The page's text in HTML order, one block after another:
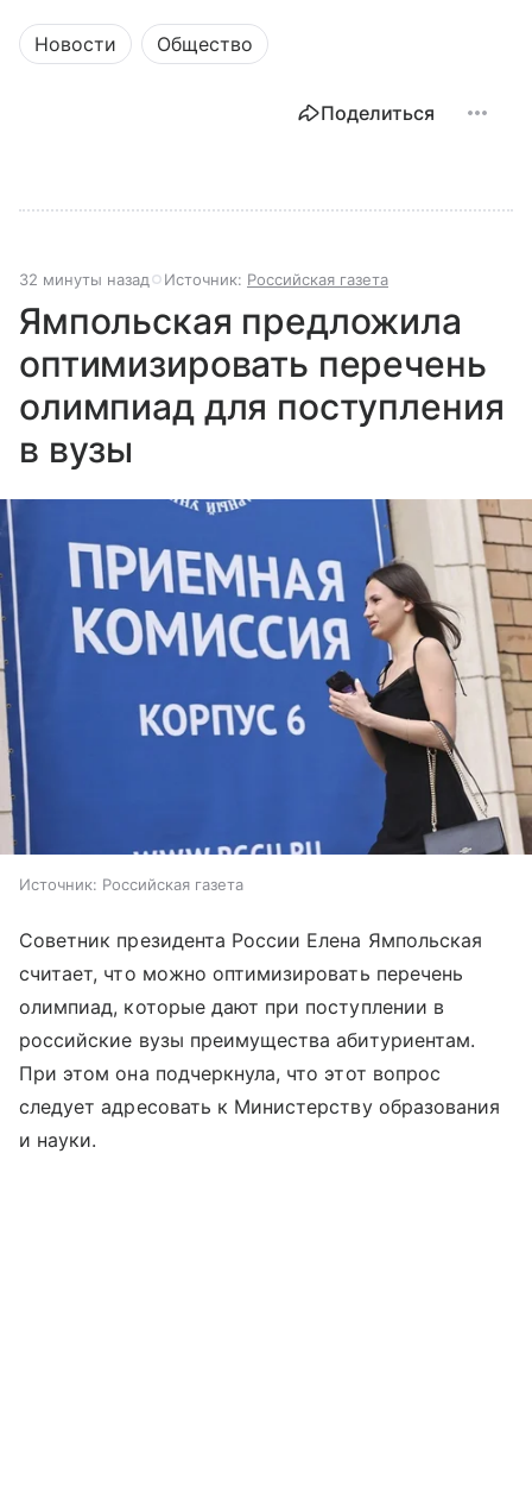
Новости Общество
Поделиться
32 минуты назад Источник: Российская газета
Ямпольская предложила
оптимизировать перечень
олимпиад для поступления
в вузы
Источник: Российская газета
Советник президента России Елена Ямпольская
считает, что можно оптимизировать перечень
олимпиад, которые дают при поступлении в
российские вузы преимущества абитуриентам.
При этом она подчеркнула, что этот вопрос
следует адресовать к Министерству образования
и науки.